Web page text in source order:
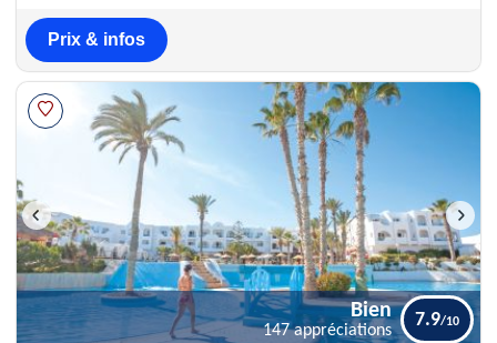
Prix & infos
Bien
147 appréciations
7.9